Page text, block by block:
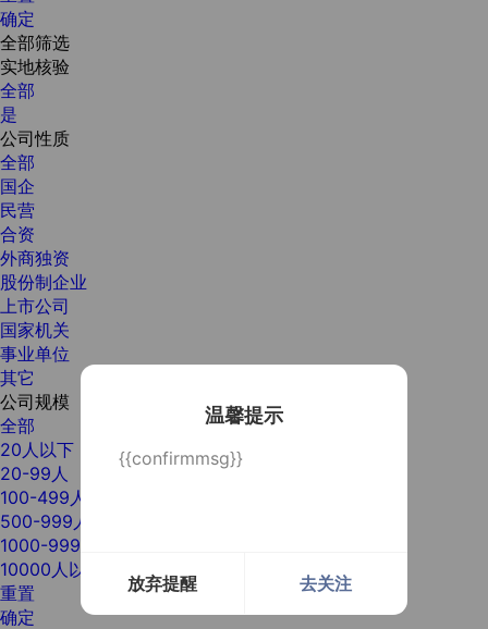
温馨提示
{{confirmmsg}}
放弃提醒 去关注
确定
全部筛选
实地核验
全部
是
公司性质
全部
国企
民营
合资
外商独资
股份制企业
上市公司
国家机关
事业单位
其它
公司规模
全部
20人以下
20-99人
100-499人
500-999人
1000-9999人
10000人以上
重置
确定